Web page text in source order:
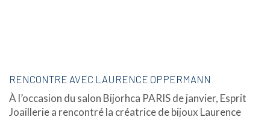
RENCONTRE AVEC LAURENCE OPPERMANN
À l’occasion du salon Bijorhca PARIS de janvier, Esprit
Joaillerie a rencontré la créatrice de bijoux Laurence